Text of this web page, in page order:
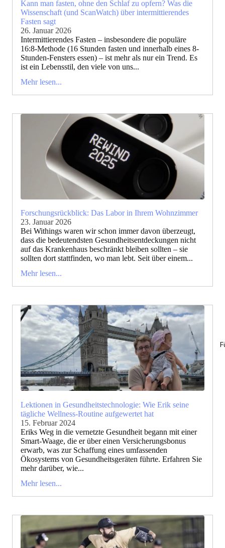
Kann man fasten, ohne den Schlaf zu opfern? Was die
Wissenschaft (und ScanWatch) über intermittierendes
Fasten sagt
26. Januar 2026
Intermittierendes Fasten – insbesondere die populäre
16:8-Methode (16 Stunden fasten und innerhalb eines 8-
Stunden-Fensters essen) – ist mehr als nur ein Trend. Es
ist ein Lebensstil, den viele von uns...
Mehr lesen...
Forschungsrückblick: Das Labor in Ihrem Wohnzimmer
23. Januar 2026
Bei Withings waren wir schon immer davon überzeugt,
dass die bedeutendsten Gesundheitsentdeckungen nicht
auf das Krankenhaus beschränkt bleiben sollten – sie
sollten dort stattfinden, wo man lebt. Seit über einem...
Mehr lesen...
Lektionen in Gesundheitstechnologie: Wie Erik seine
tägliche Wellness-Routine aufgewertet hat
15. Februar 2024
Eriks Weg in die vernetzte Gesundheit begann mit einer
Smart-Waage, die er über einen Versicherungsbonus
erwarb, was zur Schaffung eines umfassenden
Ökosystems von Gesundheitsgeräten führte. Erfahren Sie
mehr darüber, wie...
Mehr lesen...